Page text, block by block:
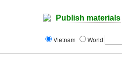
Publish materials
Vietnam World